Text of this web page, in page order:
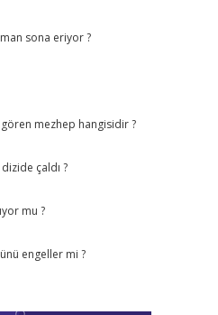
sona eriyor ?
mezhep hangisidir ?
çaldı ?
mu ?
engeller mi ?